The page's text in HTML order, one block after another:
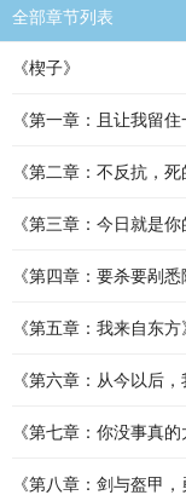
全部章节列表
《楔子》
《第一章：且让我留住
《第二章：不反抗，死
《第三章：今日就是你
《第四章：要杀要剐悉
《第五章：我来自东方
《第六章：从今以后，
《第七章：你没事真的
《第八章：剑与盔甲